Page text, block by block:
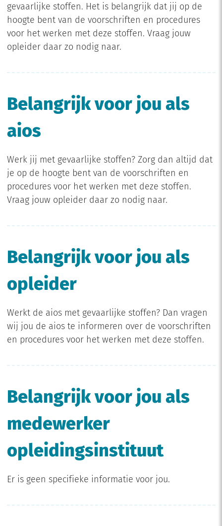
gevaarlijke stoffen. Het is belangrijk dat jij op de
hoogte bent van de voorschriften en procedures
voor het werken met deze stoffen. Vraag jouw
opleider daar zo nodig naar.
Belangrijk voor jou als
aios
Werk jij met gevaarlijke stoffen? Zorg dan altijd dat
je op de hoogte bent van de voorschriften en
procedures voor het werken met deze stoffen.
Vraag jouw opleider daar zo nodig naar.
Belangrijk voor jou als
opleider
Werkt de aios met gevaarlijke stoffen? Dan vragen
wij jou de aios te informeren over de voorschriften
en procedures voor het werken met deze stoffen.
Belangrijk voor jou als
medewerker
opleidingsinstituut
Er is geen specifieke informatie voor jou.